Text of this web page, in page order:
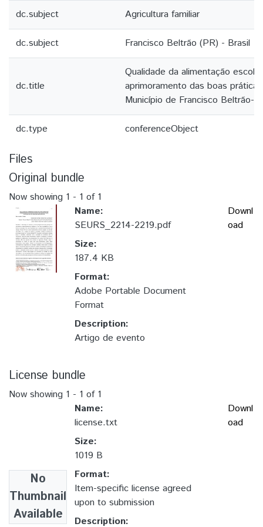
dc.subject Agricultura familiar
dc.subject Francisco Beltrão (PR) - Brasil
dc.title
Qualidade da alimentação
aprimoramento das boas
Município de Francisco Beltrão-
dc.type conferenceObject
Files
Original bundle
Now showing 1 - 1 of 1
Name:
SEURS_2214-2219.pdf
Size:
187.4 KB
Format:
Adobe Portable Document
Format
Description:
Artigo de evento
Downl
oad
License bundle
Now showing 1 - 1 of 1
No
Thumbnail
Available
Name:
license.txt
Size:
1019 B
Format:
Item-specific license agreed
upon to submission
Description:
Downl
oad